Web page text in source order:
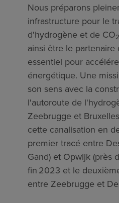
Nous préparons
infrastructure pour le
d'hydrogène et de CO2
ainsi être le partenaire
essentiel pour
énergétique. Une
son sens avec la
l'autoroute de
Zeebrugge et
cette canalisation en
premier tracé entre
Gand) et Opwijk (près
fin 2023 et le
entre Zeebrugge et